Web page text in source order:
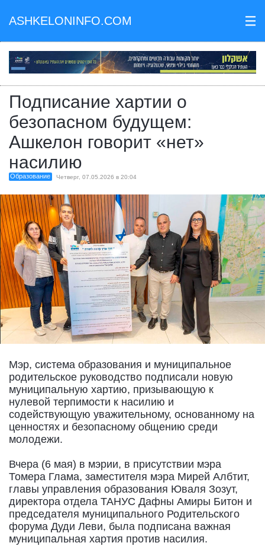
ASHKELONINFO.COM III
Подписание хартии о
безопасном будущем:
Ашкелон говорит «нет»
насилию
Образование Четверг, 07.05.2026 в 20:04
Мэр, система образования и муниципальное
родительское руководство подписали новую
муниципальную хартию, призывающую к
нулевой терпимости к насилию и
содействующую уважительному, основанному на
ценностях и безопасному общению среди
молодежи.
Вчера (6 мая) в мэрии, в присутствии мэра
Томера Глама, заместителя мэра Мирей Албтит,
главы управления образования Юваля Зозут,
директора отдела ТАНУС Дафны Амиры Битон и
председателя муниципального Родительского
форума Дуди Леви, была подписана важная
муниципальная хартия против насилия.